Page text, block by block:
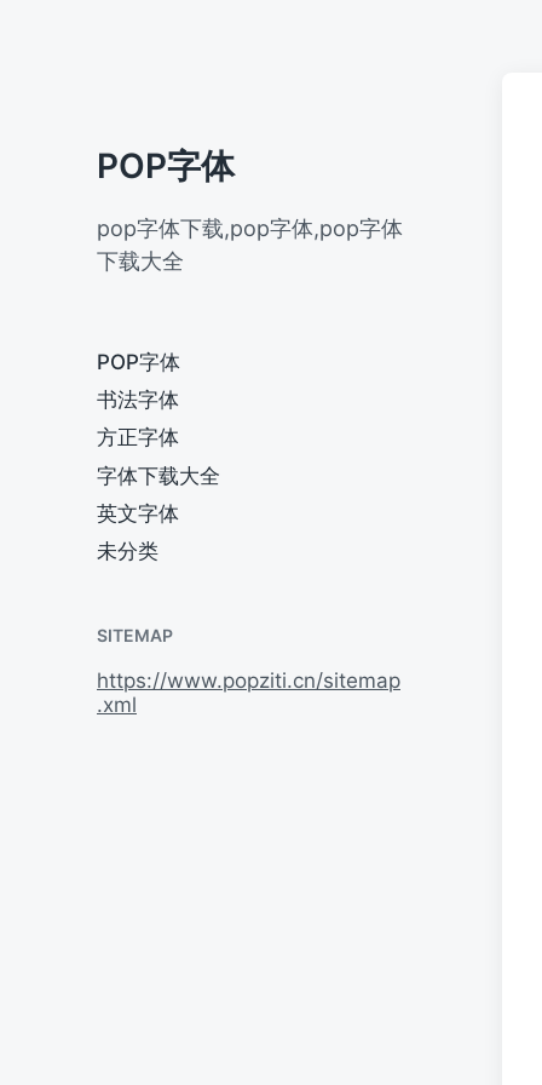
POP字体
pop字体下载,pop字体,pop字体
下载大全
POP字体
书法字体
方正字体
字体下载大全
英文字体
未分类
SITEMAP
https://www.popziti.cn/sitemap
.xml